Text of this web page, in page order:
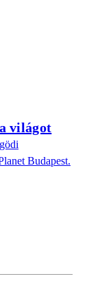
világot
Budapest.